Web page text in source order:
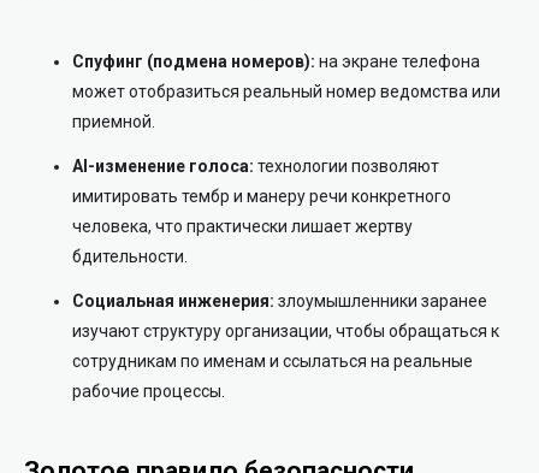
Спуфинг (подмена номеров): на экране телефона
может отобразиться реальный номер ведомства или
приемной.
AI-изменение голоса: технологии позволяют
имитировать тембр и манеру речи конкретного
человека, что практически лишает жертву
бдительности.
Социальная инженерия: злоумышленники заранее
изучают структуру организации, чтобы обращаться к
сотрудникам по именам и ссылаться на реальные
рабочие процессы.